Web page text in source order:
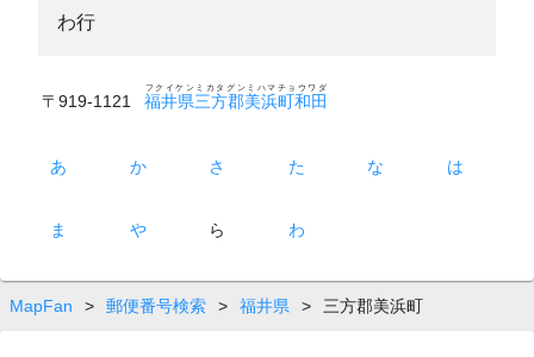
わ行
〒919-1121 福井県三方郡美浜町和田
フクイケンミカタグンミハマチョウワダ
あ か さ た な は
ま や ら わ
MapFan > 郵便番号検索 > 福井県 > 三方郡美浜町